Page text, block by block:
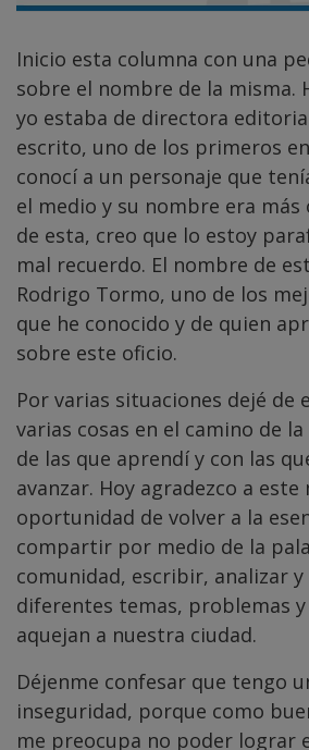
Inicio esta columna con una
sobre el nombre de la misma.
yo estaba de directora
escrito, uno de los primeros
conocí a un personaje que
el medio y su nombre era más
de esta, creo que lo estoy
mal recuerdo. El nombre de
Rodrigo Tormo, uno de los
que he conocido y de quien
sobre este oficio.
Por varias situaciones dejé de
varias cosas en el camino de
de las que aprendí y con las
avanzar. Hoy agradezco a este
oportunidad de volver a la
compartir por medio de la
comunidad, escribir, analizar
diferentes temas, problemas
aquejan a nuestra ciudad.
Déjenme confesar que tengo
inseguridad, porque como
me preocupa no poder lograr